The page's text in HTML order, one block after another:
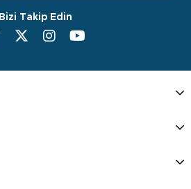
Bizi Takip Edin